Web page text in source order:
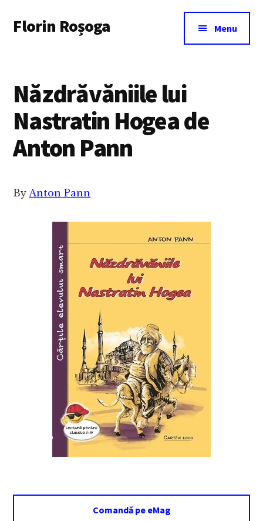
main
menu
Florin Roșoga Menu
Năzdrăvăniile lui
Nastratin Hogea de
Anton Pann
ByAnton Pann
Comandă pe eMag